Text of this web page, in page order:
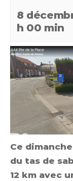
8
h 00 min
Ce
du tas de
12 km avec